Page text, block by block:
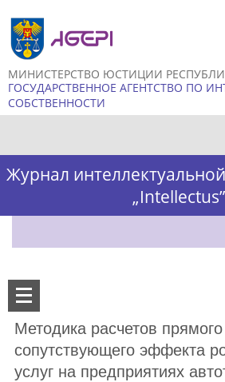
МИНИСТЕРСТВО ЮСТИЦИИ
ГОСУДАРСТВЕННОЕ АГЕНТСТВО ПО
СОБСТВЕННОСТИ
Журнал
„Intellectus”
Методика расчетов
сопутствующего эффекта
услуг на предприятиях